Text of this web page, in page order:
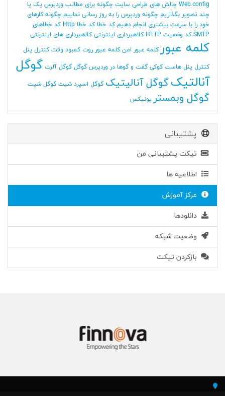
Web.config چالش های طراحی سایت چگونه برای مطالب وردپرس یک یا
چند تصویر بگذاریم چگونه وردپرس را به روز رسانی نماییم چگونه کارهای
خود را با سرعت بیشتری انجام دهیم کد خطا کد خطا Http
کد خطاهای
SMTP کد وضعیت HTTP کلاهبرداری اینترنتی کلاهبرداری های اینترنتی
کلمه عبور کلمه عبور امن کلمه عبور روت کمبود وقت کنترل پنل
کنترل پنل هاست کوکی گفت و گوها در وردپرس گوگل گوگل آلرت گوگل
آنالتیکگوگل آنالیتیک گوگل اسپرد شیت گوگل شیت
گوگل وبمستر یونیکس
پشتیبانی
تیکت پشتیبانی من
اطلاعیه ها
مرکز آموزش
دانلودها
وضعیت شبکه
بازکردن تیکت